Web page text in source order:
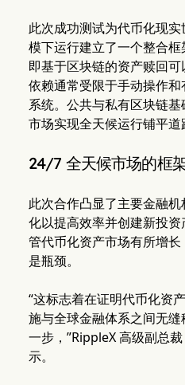
此次成功测试为代币化现
模下运行建立了一个整合框
即基于区块链的资产赎回
依赖通常受限于手动操作
系统。公共与私有区块链
市场实现全天候运行铺平道
24/7 全天候市场的框
此次合作凸显了主要金融
化以提高效率并创建新投
管代币化资产市场有所增
是瓶颈。
“这标志着在证明代币化资
施与全球金融体系之间无
一步，”RippleX 高级副总
示。